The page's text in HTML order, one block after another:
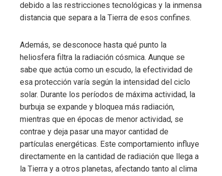
debido a las restricciones tecnológicas y la inmensa
distancia que separa a la Tierra de esos confines.
Además, se desconoce hasta qué punto la
heliosfera filtra la radiación cósmica. Aunque se
sabe que actúa como un escudo, la efectividad de
esa protección varía según la intensidad del ciclo
solar. Durante los períodos de máxima actividad, la
burbuja se expande y bloquea más radiación,
mientras que en épocas de menor actividad, se
contrae y deja pasar una mayor cantidad de
partículas energéticas. Este comportamiento influye
directamente en la cantidad de radiación que llega a
la Tierra y a otros planetas, afectando tanto al clima